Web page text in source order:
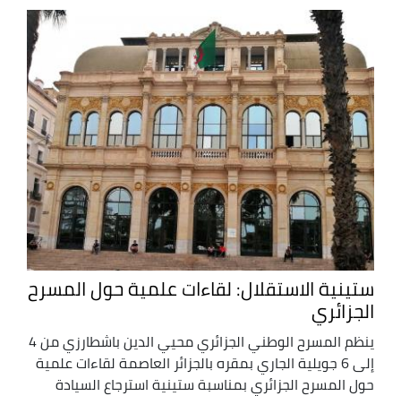
ستينية الاستقلال: لقاءات علمية حول المسرح
الجزائري
ينظم المسرح الوطني الجزائري محيي الدين باشطارزي من 4
إلى 6 جويلية الجاري بمقره بالجزائر العاصمة لقاءات علمية
حول المسرح الجزائري بمناسبة ستينية استرجاع السيادة